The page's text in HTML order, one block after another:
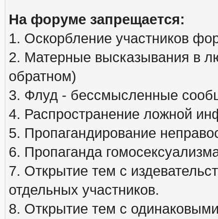
На форуме запрещается:
1. Оскорбление участников
2. Матерные высказывания в
обратном)
3. Флуд - бессмысленные
4. Распространение ложной
5. Пропагандирование
6. Пропаганда
7. Открытие тем с
отдельных участников.
8. Открытие тем с